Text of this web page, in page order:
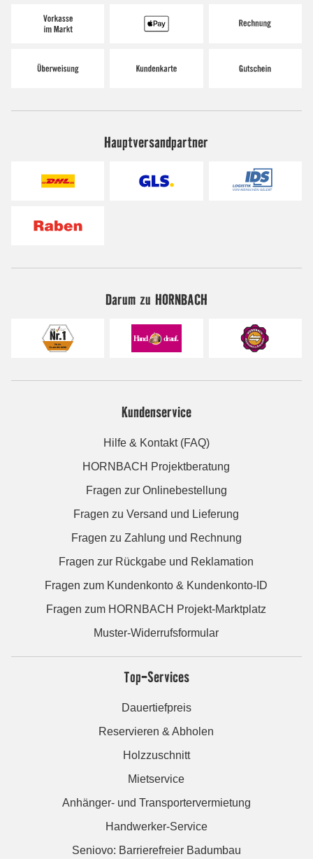
Hauptversandpartner
Darum zu HORNBACH
Kundenservice
Hilfe & Kontakt (FAQ)
HORNBACH Projektberatung
Fragen zur Onlinebestellung
Fragen zu Versand und Lieferung
Fragen zu Zahlung und Rechnung
Fragen zur Rückgabe und Reklamation
Fragen zum Kundenkonto & Kundenkonto-ID
Fragen zum HORNBACH Projekt-Marktplatz
Muster-Widerrufsformular
Top-Services
Dauertiefpreis
Reservieren & Abholen
Holzzuschnitt
Mietservice
Anhänger- und Transportervermietung
Handwerker-Service
Seniovo: Barrierefreier Badumbau